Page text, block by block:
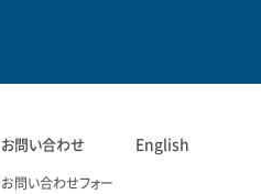
お問い合わせ
お問い合わせフォー
English